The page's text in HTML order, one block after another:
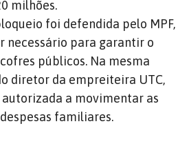
milhões.
foi defendida pelo MPF,
necessário para garantir o
públicos. Na mesma
diretor da empreiteira UTC,
autorizada a movimentar as
familiares.